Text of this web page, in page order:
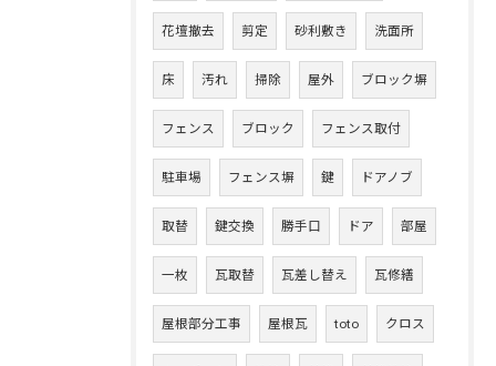
花壇撤去 剪定 砂利敷き 洗面所
床 汚れ 掃除 屋外 ブロック塀
フェンス ブロック フェンス取付
駐車場 フェンス塀 鍵 ドアノブ
取替 鍵交換 勝手口 ドア 部屋
一枚 瓦取替 瓦差し替え 瓦修繕
屋根部分工事 屋根瓦 toto クロス